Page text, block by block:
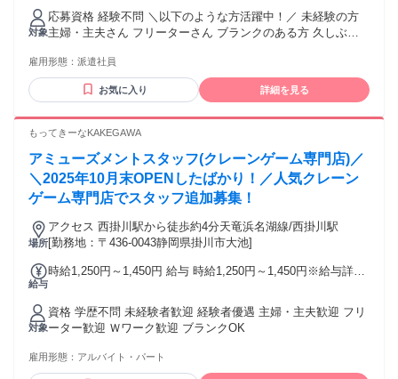
は時給1,500円 月収例） ・基本給 1,200円×8時間×21日＝
201,600円 計201,600円＋交通費
対象
応募資格 経験不問 ＼以下のような方活躍中！／ 未経験の方
主婦・主夫さん フリーターさん ブランクのある方 久しぶり
家庭やプライベートと両立して働きたい方 ＼弊社では様々な
国籍の方が活躍中！／ ブラジル、フィリピン、ペルー、中
国、台湾、スリランカ、ガーナ、パキスタン、ナイジェリア
資料でも多言語に対応しています！ ➡教育用の動画でも多言
雇用形態： 派遣社員
お気に入り 詳細を見る
もってきーなKAKEGAWA
アミューズメントスタッフ(クレーンゲーム専門店)／
＼2025年10月末OPENしたばかり！／人気クレーン
ゲーム専門店でスタッフ追加募集！
場所
アクセス 西掛川駅から徒歩約4分天竜浜名湖線/西掛川駅
[勤務地：〒436-0043静岡県掛川市大池]
給与
時給1,250円～1,450円 給与 時給1,250円～1,450円※給与詳細
土日両方…両日とも時給1450円 ★22時以降は深夜割増有 試用
期間（1､2か月）は、時給ｰ100円
対象
資格 学歴不問 未経験者歓迎 経験者優遇 主婦・主夫歓迎 フリ
ーター歓迎 Ｗワーク歓迎 ブランクOK
雇用形態： アルバイト・パート